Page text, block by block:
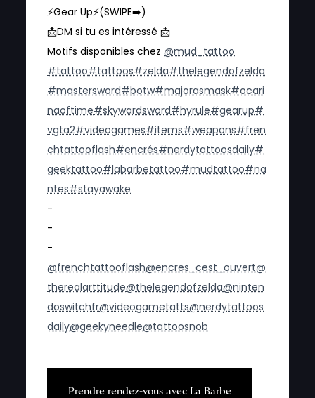
⚡️Gear Up⚡️(SWIPE➡️)
📩DM si tu es intéressé 📩
Motifs disponibles chez@mud_tattoo
#tattoo#tattoos#zelda#thelegendofzelda
#mastersword#botw#majorasmask#ocari
naoftime#skywardsword#hyrule#gearup#
vgta2#videogames#items#weapons#fren
chtattooflash#encrés#nerdytattoosdaily#
geektattoo#labarbetattoo#mudtattoo#na
ntes#stayawake
-
-
-
@frenchtattooflash@encres_cest_ouvert@
therealarttitude@thelegendofzelda@ninten
doswitchfr@videogametatts@nerdytattoos
daily@geekyneedle@tattoosnob
Prendre rendez-vous avec La Barbe